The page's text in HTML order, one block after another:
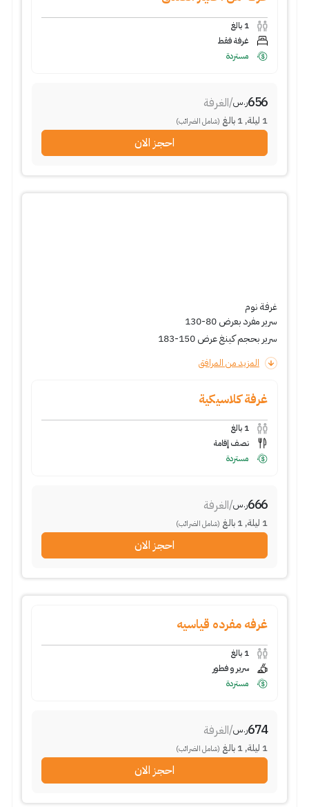
1 بالغ
غرفة فقط
مستردة
656ر.س/الغرفة
1 ليلة,
1 بالغ (شامل الضرائب)
احجز الان
غرفة نوم
سرير مفرد بعرض 80-130
سرير بحجم كينغ عرض 150-183
المزيد من المرافق
غرفة كلاسيكية
1 بالغ
نصف إقامة
مستردة
666ر.س/الغرفة
1 ليلة,
1 بالغ (شامل الضرائب)
احجز الان
غرفه مفرده قياسيه
1 بالغ
سرير و فطور
مستردة
674ر.س/الغرفة
1 ليلة,
1 بالغ (شامل الضرائب)
احجز الان